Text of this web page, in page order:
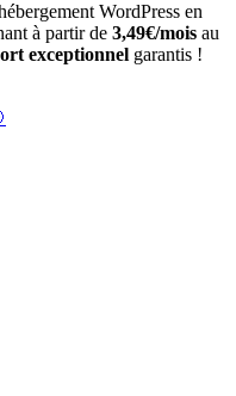
WordPress en
à partir de 3,49€/mois au
exceptionnel garantis !